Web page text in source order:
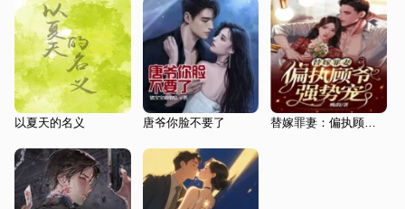
以夏天的名义 唐爷你脸不要了 替嫁罪妻：偏执顾爷强势宠